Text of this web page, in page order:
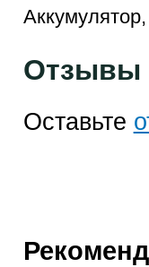
Отзывы
Оставьте